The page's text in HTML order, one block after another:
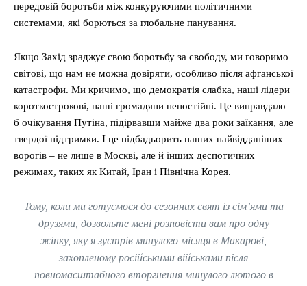
передовій боротьби між конкуруючими політичними
системами, які борються за глобальне панування.
Якщо Захід зраджує свою боротьбу за свободу, ми говоримо
світові, що нам не можна довіряти, особливо після афганської
катастрофи. Ми кричимо, що демократія слабка, наші лідери
короткострокові, наші громадяни непостійні. Це виправдало
б очікування Путіна, підірвавши майже два роки заїкання, але
твердої підтримки. І це підбадьорить наших найвідданіших
ворогів – не лише в Москві, але й інших деспотичних
режимах, таких як Китай, Іран і Північна Корея.
Тому, коли ми готуємося до сезонних свят із сім’ями та
друзями, дозвольте мені розповісти вам про одну
жінку, яку я зустрів минулого місяця в Макарові,
захопленому російськими військами після
повномасштабного вторгнення минулого лютого в